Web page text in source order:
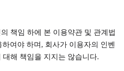
책임 하에 본 이용약관 및 관계법
여야 하며, 회사가 이용자의 인벤
해 책임을 지지는 않습니다.